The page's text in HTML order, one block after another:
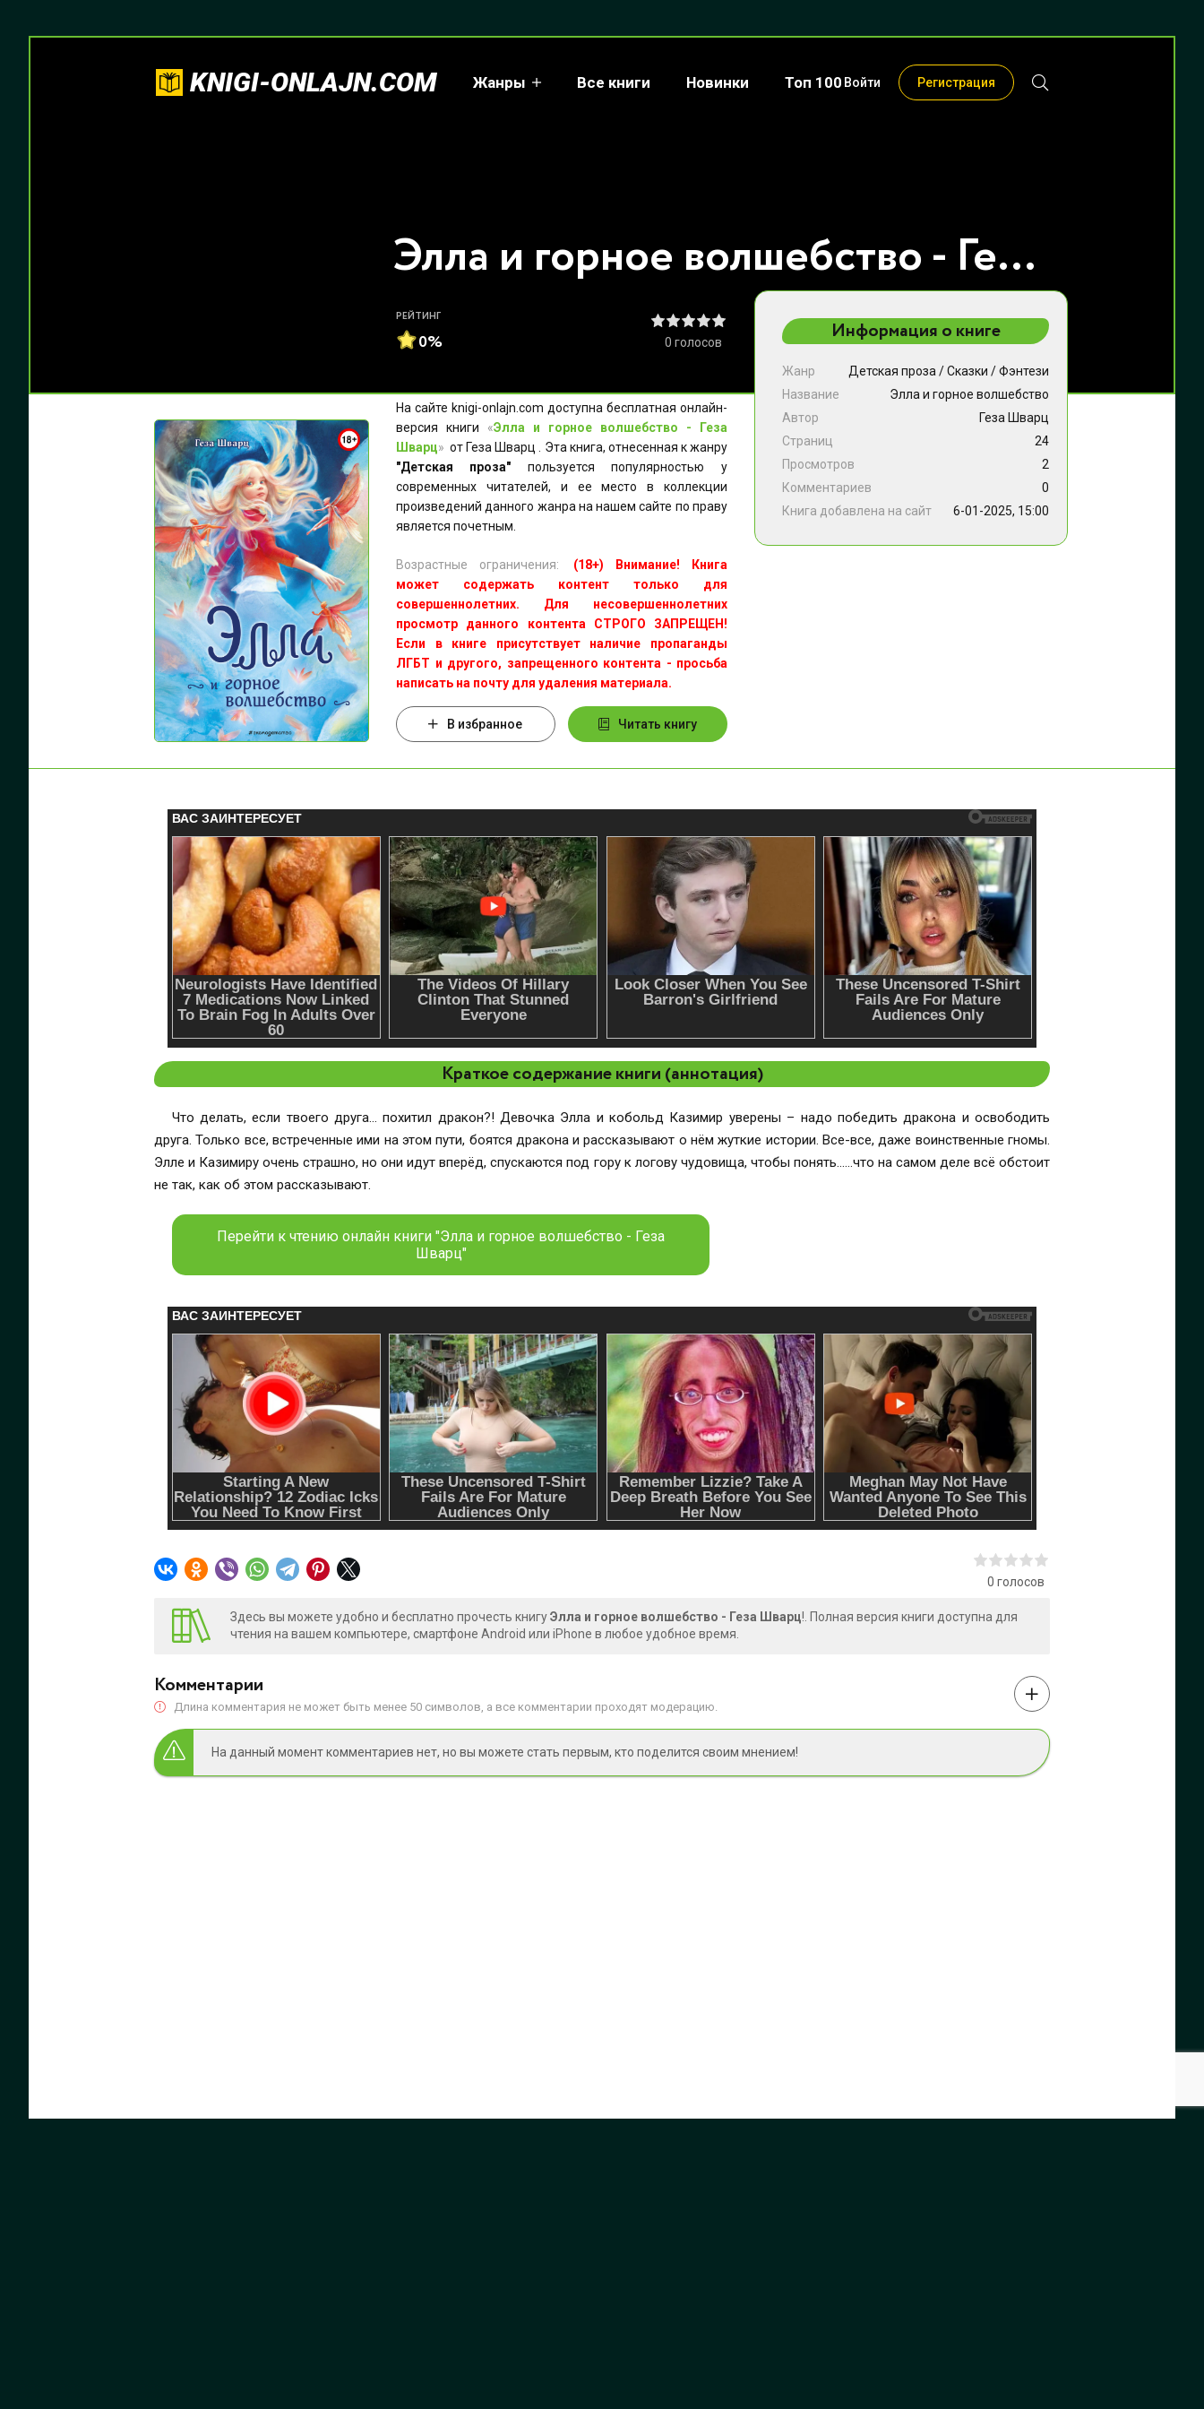
KNIGI-ONLAJN.COM Жанры Все книги Новинки Топ 100 Войти Регистрация
Элла и горное волшебство - Геза Шварц
РЕЙТИНГ
0% 0 голосов
На сайте knigi-onlajn.com доступна бесплатная онлайн-
версия книги «Элла и горное волшебство - Геза
Шварц» от Геза Шварц . Эта книга, отнесенная к жанру
"Детская проза" пользуется популярностью у
современных читателей, и ее место в коллекции
произведений данного жанра на нашем сайте по праву
является почетным.
Возрастные ограничения:
(18+) Внимание! Книга
может содержать контент только для
совершеннолетних. Для несовершеннолетних
просмотр данного контента СТРОГО ЗАПРЕЩЕН!
Если в книге присутствует наличие пропаганды
ЛГБТ и другого, запрещенного контента - просьба
написать на почту для удаления материала.
В избранное Читать книгу
Информация о книге
Жанр Детская проза /Сказки /Фэнтези
Название
Элла и горное волшебство
Автор
Геза Шварц
Страниц
24
Просмотров
2
Комментариев
0
Книга добавлена на сайт
6-01-2025, 15:00
Краткое содержание книги (аннотация)
Что делать, если твоего друга… похитил дракон?! Девочка Элла и кобольд Казимир уверены – надо победить дракона и освободить
друга. Только все, встреченные ими на этом пути, боятся дракона и рассказывают о нём жуткие истории. Все-все, даже воинственные гномы.
Элле и Казимиру очень страшно, но они идут вперёд, спускаются под гору к логову чудовища, чтобы понять……что на самом деле всё обстоит
не так, как об этом рассказывают.
Перейти к чтению онлайн книги "Элла и горное волшебство - Геза
Шварц"
0 голосов
Здесь вы можете удобно и бесплатно прочесть книгуЭлла и горное волшебство - Геза Шварц!. Полная версия книги доступна для
чтения на вашем компьютере, смартфоне Android или iPhone в любое удобное время.
Комментарии
Длина комментария не может быть менее 50 символов, а все комментарии проходят модерацию.
На данный момент комментариев нет, но вы можете стать первым, кто поделится своим мнением!